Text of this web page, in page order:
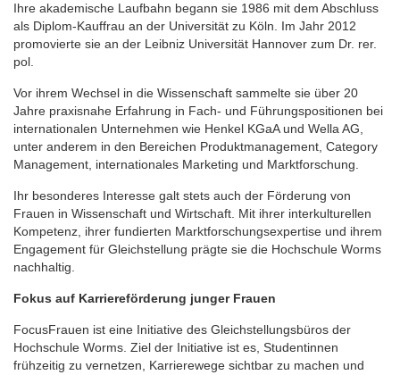
Ihre akademische Laufbahn begann sie 1986 mit dem Abschluss
als Diplom-Kauffrau an der Universität zu Köln. Im Jahr 2012
promovierte sie an der Leibniz Universität Hannover zum Dr. rer.
pol.
Vor ihrem Wechsel in die Wissenschaft sammelte sie über 20
Jahre praxisnahe Erfahrung in Fach- und Führungspositionen bei
internationalen Unternehmen wie Henkel KGaA und Wella AG,
unter anderem in den Bereichen Produktmanagement, Category
Management, internationales Marketing und Marktforschung.
Ihr besonderes Interesse galt stets auch der Förderung von
Frauen in Wissenschaft und Wirtschaft. Mit ihrer interkulturellen
Kompetenz, ihrer fundierten Marktforschungsexpertise und ihrem
Engagement für Gleichstellung prägte sie die Hochschule Worms
nachhaltig.
Fokus auf Karriereförderung junger Frauen
FocusFrauen ist eine Initiative des Gleichstellungsbüros der
Hochschule Worms. Ziel der Initiative ist es, Studentinnen
frühzeitig zu vernetzen, Karrierewege sichtbar zu machen und